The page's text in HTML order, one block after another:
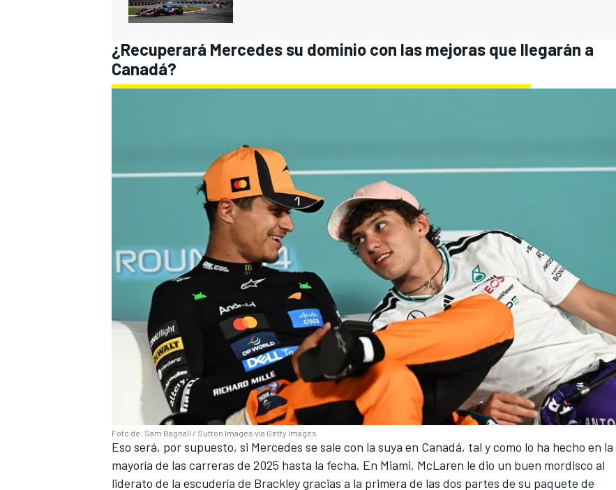
¿Recuperará Mercedes su dominio con las mejoras que llegarán a
Canadá?
Foto de: Sam Bagnall / Sutton Images vía Getty Images
Eso será, por supuesto, si Mercedes se sale con la suya en Canadá, tal y como lo ha hecho en la
mayoría de las carreras de 2025 hasta la fecha. En Miami, McLaren le dio un buen mordisco al
liderato de la escudería de Brackley gracias a la primera de las dos partes de su paquete de